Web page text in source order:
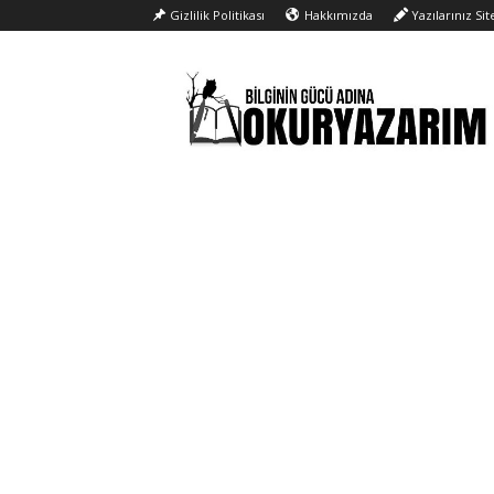
Gizlilik Politikası Hakkımızda Yazılarınız
Yazarım